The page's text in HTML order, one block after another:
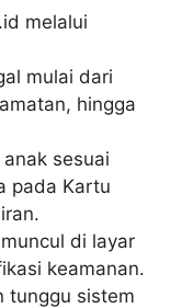
melalui
mulai dari
hingga
sesuai
pada Kartu
di layar
keamanan.
tunggu sistem